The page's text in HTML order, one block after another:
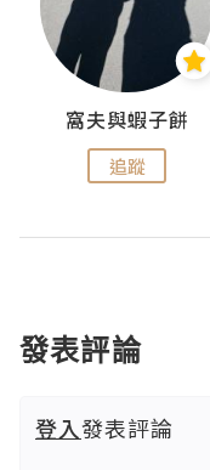
窩夫與蝦子餅
追蹤
發表評論
登入發表評論